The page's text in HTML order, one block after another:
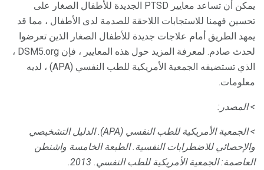
يمكن أن تساعد معايير PTSD الجديدة للأطفال الصغار على
تحسين فهمنا للاستجابات اللاحقة للصدمة لدى الأطفال ، مما قد
يمهد الطريق أمام علاجات جديدة للأطفال الصغار الذين تعرضوا
لحدث صادم. لمعرفة المزيد حول هذه المعايير ، فإن DSM5.org ،
الذي تستضيفه الجمعية الأمريكية للطب النفسي (APA) ، لديه
معلومات.
> المصدر:
> الجمعية الأمريكية للطب النفسي (APA).
الدليل التشخيصي
والإحصائي للاضطرابات النفسية. الطبعة الخامسة واشنطن
العاصمة: الجمعية الأمريكية للطب النفسي. 2013.